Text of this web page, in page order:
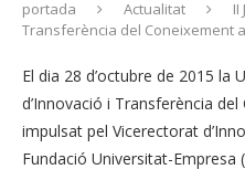
portada Actualitat
II
Transferència del Coneixement
El dia 28 d’octubre de 2015 la
d’Innovació i Transferència
impulsat pel Vicerectorat
Fundació Universitat-Empresa